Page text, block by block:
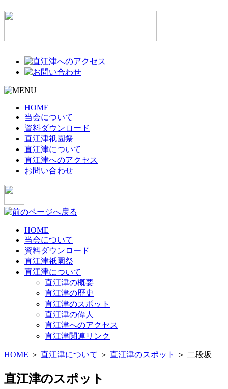
HOME
当会について
資料ダウンロード
直江津祇園祭
直江津について
直江津へのアクセス
お問い合わせ
HOME
当会について
資料ダウンロード
直江津祇園祭
直江津について
直江津の概要
直江津の歴史
直江津のスポット
直江津の偉人
直江津へのアクセス
直江津関連リンク
HOME ＞ 直江津について ＞ 直江津のスポット ＞ 二段坂
直江津のスポット